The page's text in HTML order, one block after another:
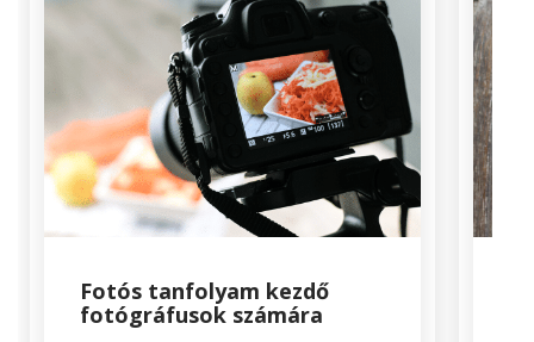
Fotós tanfolyam kezdő
fotógráfusok számára